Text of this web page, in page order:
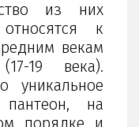
из них
к
векам
19 века).
уникальное
на